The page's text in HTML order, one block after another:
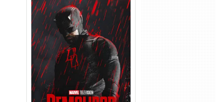
Demolidor: Renascido 2ª
Temporada (2026) WEB-DL
1080p Dual Áudio